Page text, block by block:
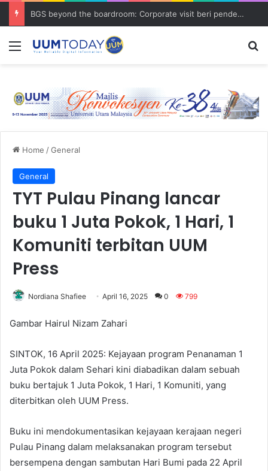
BGS beyond the boardroom: Corporate visit beri pendedahan dunia korporat kepada PELAJAR UUM
Menu
Home /General
General
TYT Pulau Pinang lancar
buku 1 Juta Pokok, 1 Hari, 1
Komuniti terbitan UUM
Press
Nordiana Shafiee April 16, 2025 0 799
Gambar Hairul Nizam Zahari
SINTOK, 16 April 2025: Kejayaan program Penanaman 1
Juta Pokok dalam Sehari kini diabadikan dalam sebuah
buku bertajuk 1 Juta Pokok, 1 Hari, 1 Komuniti, yang
diterbitkan oleh UUM Press.
Buku ini mendokumentasikan kejayaan kerajaan negeri
Pulau Pinang dalam melaksanakan program tersebut
bersempena dengan sambutan Hari Bumi pada 22 April